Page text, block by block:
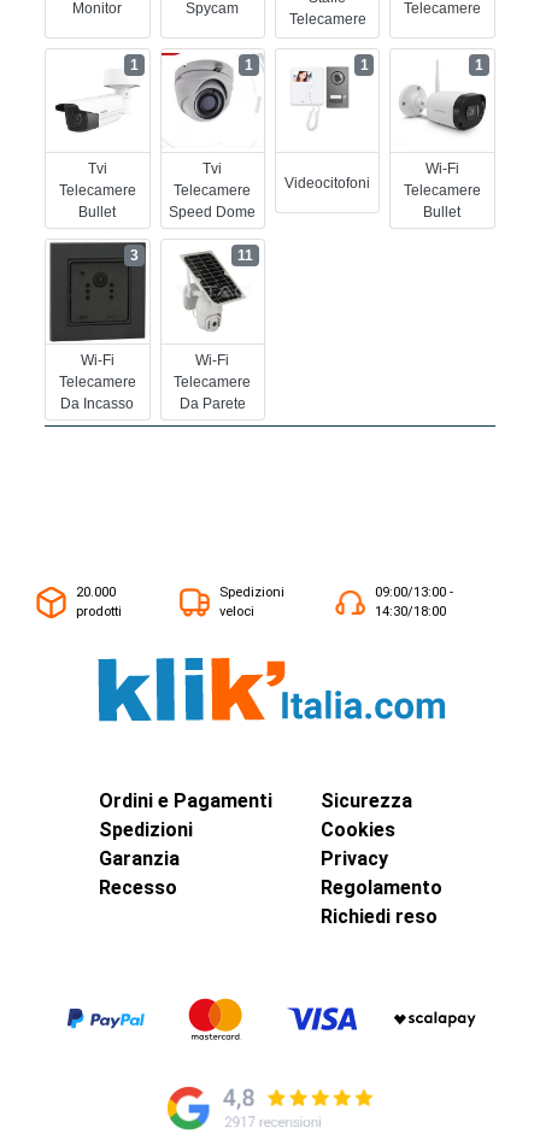
Monitor Spycam
Telecamere
Telecamere
Tvi
Telecamere
Bullet
1
Tvi
Telecamere
Speed Dome
1
Videocitofoni
1
Wi-Fi
Telecamere
Bullet
1
Wi-Fi
Telecamere
Da Incasso
3
Wi-Fi
Telecamere
Da Parete
11
20.000
prodotti
Spedizioni
veloci
09:00/13:00 -
14:30/18:00
Ordini e Pagamenti
Spedizioni
Garanzia
Recesso
Sicurezza
Cookies
Privacy
Regolamento
Richiedi reso